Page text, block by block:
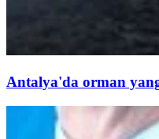
Antalya'da orman